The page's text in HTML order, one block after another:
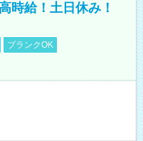
時給！土日休み！
ブランクOK